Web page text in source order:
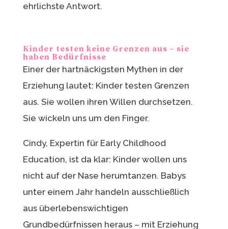
ehrlichste Antwort.
Kinder testen keine Grenzen aus – sie
haben Bedürfnisse
Einer der hartnäckigsten Mythen in der
Erziehung lautet: Kinder testen Grenzen
aus. Sie wollen ihren Willen durchsetzen.
Sie wickeln uns um den Finger.
Cindy, Expertin für Early Childhood
Education, ist da klar: Kinder wollen uns
nicht auf der Nase herumtanzen. Babys
unter einem Jahr handeln ausschließlich
aus überlebenswichtigen
Grundbedürfnissen heraus – mit Erziehung